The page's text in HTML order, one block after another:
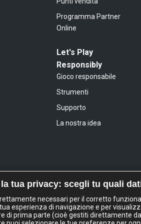
Programma Partner
Online
Let's Play
Responsibly
Gioco responsabile
Strumenti
Supporto
La nostra idea
tua privacy: scegli tu quali
necessari per il corretto
esperienza di navigazione e per
di prima parte (cioè gestiti direttamente